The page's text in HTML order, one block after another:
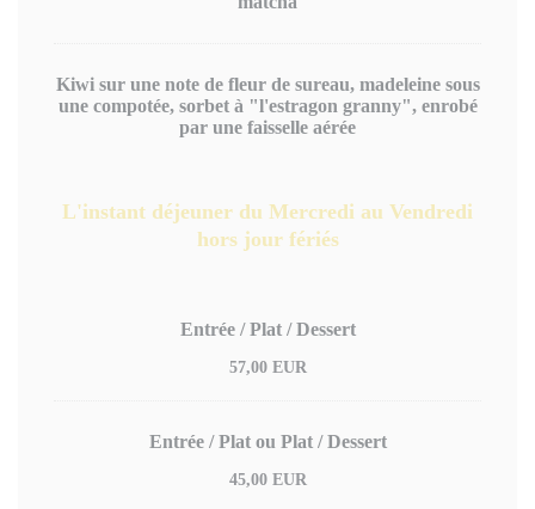
Kiwi sur une note de fleur de sureau, madeleine sous
une compotée, sorbet à "l'estragon granny", enrobé
par une faisselle aérée
L'instant déjeuner du Mercredi au Vendredi
hors jour fériés
Entrée / Plat / Dessert
57,00 EUR
Entrée / Plat ou Plat / Dessert
45,00 EUR